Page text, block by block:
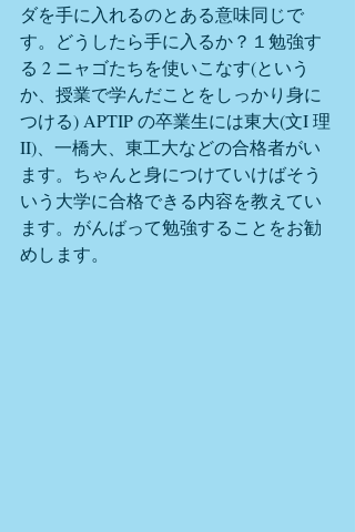
ダを手に入れるのとある意味同じで
す。どうしたら手に入るか？１勉強す
る 2 ニャゴたちを使いこなす(という
か、授業で学んだことをしっかり身に
つける) APTIP の卒業生には東大(文I 理
II)、一橋大、東工大などの合格者がい
ます。ちゃんと身につけていけばそう
いう大学に合格できる内容を教えてい
ます。がんばって勉強することをお勧
めします。